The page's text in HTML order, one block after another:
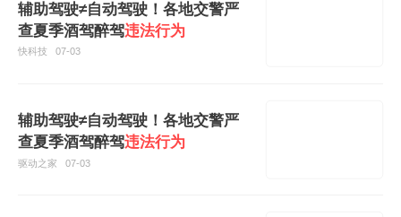
辅助驾驶≠自动驾驶！各地交警严
查夏季酒驾醉驾违法行为
快科技 07-03
辅助驾驶≠自动驾驶！各地交警严
查夏季酒驾醉驾违法行为
驱动之家 07-03